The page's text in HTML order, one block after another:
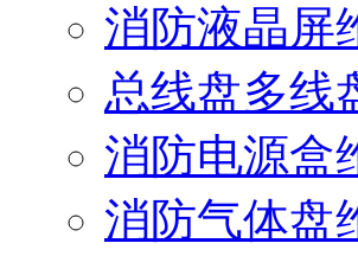
消防液晶屏
总线盘多线
消防电源盒
消防气体盘